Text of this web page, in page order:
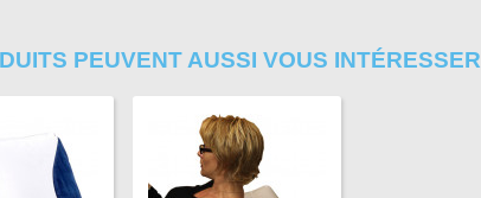
PEUVENT AUSSI VOUS INTÉRESSER